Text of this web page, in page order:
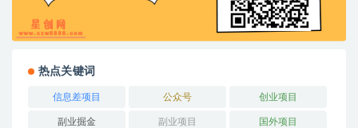
热点关键词
信息差项目 公众号 创业项目
副业掘金 副业项目 国外项目